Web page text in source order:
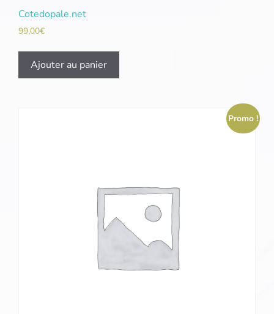
Cotedopale.net
99,00€
Ajouter au panier
Promo !